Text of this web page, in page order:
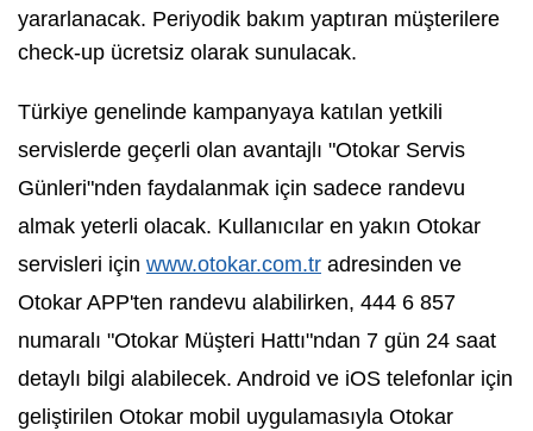
yararlanacak. Periyodik bakım yaptıran müşterilere
check-up ücretsiz olarak sunulacak.
Türkiye genelinde kampanyaya katılan yetkili
servislerde geçerli olan avantajlı "Otokar Servis
Günleri"nden faydalanmak için sadece randevu
almak yeterli olacak. Kullanıcılar en yakın Otokar
servisleri için www.otokar.com.tr adresinden ve
Otokar APP'ten randevu alabilirken, 444 6 857
numaralı "Otokar Müşteri Hattı"ndan 7 gün 24 saat
detaylı bilgi alabilecek. Android ve iOS telefonlar için
geliştirilen Otokar mobil uygulamasıyla Otokar